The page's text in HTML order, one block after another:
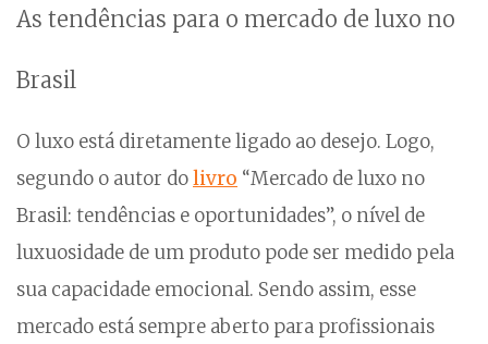
As tendências para o mercado de luxo no
Brasil
O luxo está diretamente ligado ao desejo. Logo,
segundo o autor dolivro “Mercado de luxo no
Brasil: tendências e oportunidades”, o nível de
luxuosidade de um produto pode ser medido pela
sua capacidade emocional. Sendo assim, esse
mercado está sempre aberto para profissionais